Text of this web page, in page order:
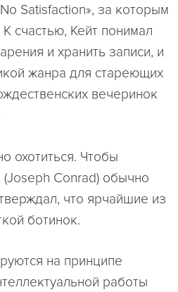
Satisfaction», за которым
счастью, Кейт понимал
и хранить записи, и
жанра для стареющих
вечеринок
охотиться. Чтобы
Conrad) обычно
что ярчайшие из
ботинок.
на принципе
работы